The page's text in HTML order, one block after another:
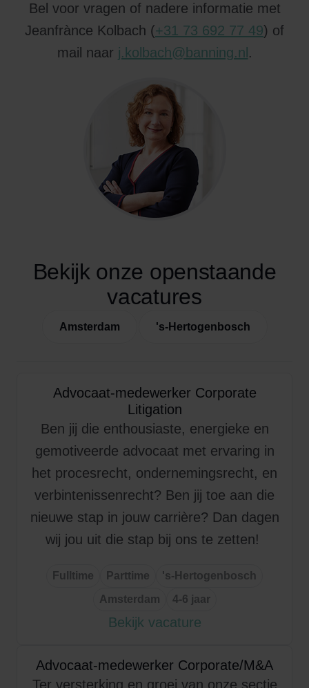
Bel voor vragen of nadere informatie met
Jeanfrànce Kolbach (+31 73 692 77 49) of
mail naar j.kolbach@banning.nl .
Bekijk onze openstaande
vacatures
Amsterdam 's-Hertogenbosch
Advocaat-medewerker Corporate
Litigation
Ben jij die enthousiaste, energieke en
gemotiveerde advocaat met ervaring in
het procesrecht, ondernemingsrecht, en
verbintenissenrecht? Ben jij toe aan die
nieuwe stap in jouw carrière? Dan dagen
wij jou uit die stap bij ons te zetten!
Fulltime Parttime
's-Hertogenbosch
Amsterdam
4-6 jaar
Bekijk vacature
Advocaat-medewerker Corporate/M&A
Ter versterking en groei van onze sectie